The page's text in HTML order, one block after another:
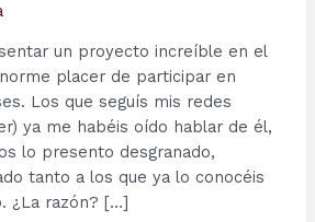
un proyecto increíble en el
placer de participar en
Los que seguís mis redes
ya me habéis oído hablar de él,
lo presento desgranado,
tanto a los que ya lo conocéis
¿La razón? […]